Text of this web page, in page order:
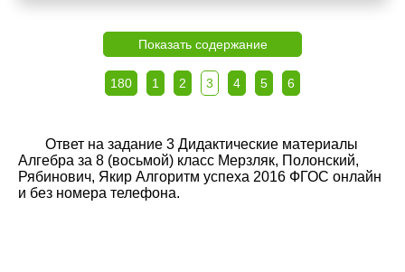
Показать содержание
180 1 2 3 4 5 6
Ответ на задание 3 Дидактические материалы
Алгебра за 8 (восьмой) класс Мерзляк, Полонский,
Рябинович, Якир Алгоритм успеха 2016 ФГОС онлайн
и без номера телефона.